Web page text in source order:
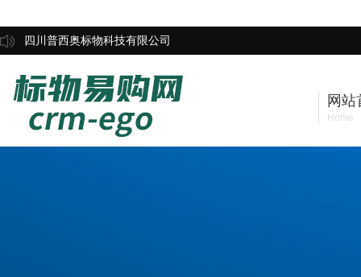
四川普西奥标物科技有限公司
网站
Home